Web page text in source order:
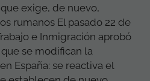
exige, de nuevo,
rumanos El pasado 22 de
e Inmigración aprobó
se modifican la
España: se reactiva el